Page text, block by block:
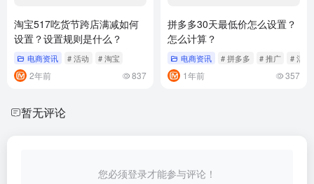
淘宝517吃货节跨店满减如何
设置？设置规则是什么？
电商资讯 # 活动 # 淘宝
2年前 837
拼多多30天最低价怎么设置？
怎么计算？
电商资讯 # 拼多多 # 推广 # 活动
1年前 357
暂无评论
您必须登录才能参与评论！